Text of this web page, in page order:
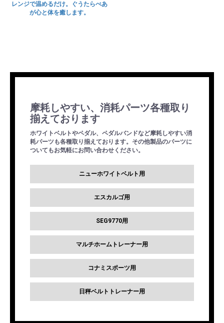
レンジで温めるだけ。ぐうたらべあ
が心と体を癒します。
摩耗しやすい、消耗パーツ各種取り
揃えております
ホワイトベルトやペダル、ペダルバンドなど摩耗しやすい消
耗パーツも各種取り揃えております。その他製品のパーツに
ついてもお気軽にお問い合わせください。
ニューホワイトベルト用
エスカルゴ用
SEG9770用
マルチホームトレーナー用
コナミスポーツ用
日秤ベルトトレーナー用